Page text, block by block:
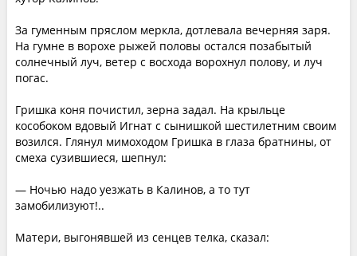
За гуменным пряслом меркла, дотлевала вечерняя заря.
На гумне в ворохе рыжей половы остался позабытый
солнечный луч, ветер с восхода ворохнул полову, и луч
погас.
Гришка коня почистил, зерна задал. На крыльце
кособоком вдовый Игнат с сынишкой шестилетним своим
возился. Глянул мимоходом Гришка в глаза братнины, от
смеха сузившиеся, шепнул:
— Ночью надо уезжать в Калинов, а то тут
замобилизуют!..
Матери, выгонявшей из сенцев телка, сказал: